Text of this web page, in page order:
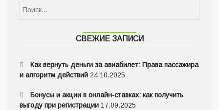
СВЕЖИЕ ЗАПИСИ
Как вернуть деньги за авиабилет: Права пассажира
и алгоритм действий 24.10.2025
Бонусы и акции в онлайн-ставках: как получить
выгоду при регистрации 17.09.2025